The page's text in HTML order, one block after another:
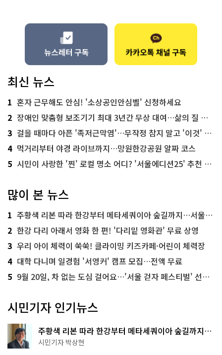
최신 뉴스
1 혼자 근무해도 안심! '소상공인안심벨' 신청하세요
2 장애인 맞춤형 보조기기 최대 3년간 무상 대여…삶의 질 높인다
3 걸을 때마다 아픈 '족저근막염'…무작정 참지 말고 '이것' 해보세요!
4 먹거리부터 야경 라이브까지…망원한강공원 알짜 코스
5 시민이 사랑한 '찐' 로컬 명소 어디? '서울에디션25' 추천 코스
많이 본 뉴스
1 주황색 리본 따라 한강부터 메타세쿼이아 숲길까지…서울둘레길 15코스
2 한강 다리 아래서 영화 한 편! '다리밑 영화관' 무료 상영
3 우리 아이 체력이 쑥쑥! 클라이밍 키즈카페·어린이 체력장
4 대학 다니며 일경험 '서영커' 캠프 모집…전액 무료
5 9월 20일, 차 없는 도심 걸어요…'서울 걷자 페스티벌' 선착순 5천명
시민기자 인기뉴스
주황색 리본 따라 한강부터 메타세쿼이아 숲길까지…
서울둘레길 15코스
시민기자 박상현